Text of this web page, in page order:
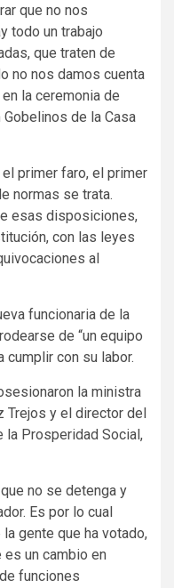
que no nos
todo un trabajo
que traten de
no nos damos cuenta
la ceremonia de
de la Casa
primer faro, el primer
normas se trata.
esas disposiciones,
con las leyes
al
funcionaria de la
de “un equipo
cumplir con su labor.
la ministra
y el director del
la Prosperidad Social,
no se detenga y
Es por lo cual
gente que ha votado,
un cambio en
funciones